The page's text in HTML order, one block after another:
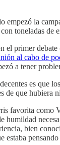
empezó la
toneladas
el primer
al cabo de
a tener
es que
de que
favorita como
humildad
bien
estaba